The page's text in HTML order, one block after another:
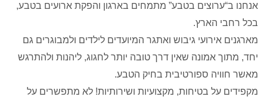
אנחנו ב“ערוצים בטבע” מתמחים בארגון והפקת ארועים בטבע,
בכל רחבי הארץ.
מארגנים אירועי גיבוש ואתגר המיועדים לילדים ולמבוגרים גם
יחד, מתוך אמונה שאין דרך טובה יותר לחגוג, ליהנות ולהתרגש
מאשר חוויה ספורטיבית בחיק הטבע.
מקפידים על בטיחות, מקצועיות ושירותיות! לא מתפשרים על